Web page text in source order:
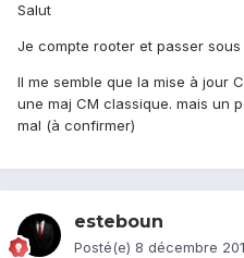
Salut
Je compte rooter et passer sous
Il me semble que la mise à jour
une maj CM classique. mais un
mal (à confirmer)
esteboun
Posté(e) 8 décembre